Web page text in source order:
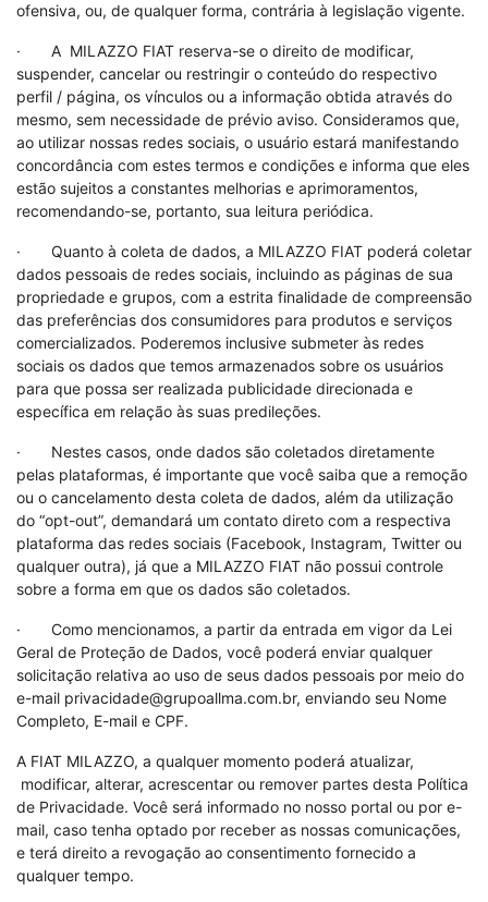
ofensiva, ou, de qualquer forma, contrária à legislação vigente.
· A MILAZZO FIAT reserva-se o direito de modificar,
suspender, cancelar ou restringir o conteúdo do respectivo
perfil / página, os vínculos ou a informação obtida através do
mesmo, sem necessidade de prévio aviso. Consideramos que,
ao utilizar nossas redes sociais, o usuário estará manifestando
concordância com estes termos e condições e informa que eles
estão sujeitos a constantes melhorias e aprimoramentos,
recomendando-se, portanto, sua leitura periódica.
· Quanto à coleta de dados, a MILAZZO FIAT poderá coletar
dados pessoais de redes sociais, incluindo as páginas de sua
propriedade e grupos, com a estrita finalidade de compreensão
das preferências dos consumidores para produtos e serviços
comercializados. Poderemos inclusive submeter às redes
sociais os dados que temos armazenados sobre os usuários
para que possa ser realizada publicidade direcionada e
específica em relação às suas predileções.
· Nestes casos, onde dados são coletados diretamente
pelas plataformas, é importante que você saiba que a remoção
ou o cancelamento desta coleta de dados, além da utilização
do “opt-out”, demandará um contato direto com a respectiva
plataforma das redes sociais (Facebook, Instagram, Twitter ou
qualquer outra), já que a MILAZZO FIAT não possui controle
sobre a forma em que os dados são coletados.
· Como mencionamos, a partir da entrada em vigor da Lei
Geral de Proteção de Dados, você poderá enviar qualquer
solicitação relativa ao uso de seus dados pessoais por meio do
e-mail privacidade@grupoallma.com.br, enviando seu Nome
Completo, E-mail e CPF.
A FIAT MILAZZO, a qualquer momento poderá atualizar,
modificar, alterar, acrescentar ou remover partes desta Política
de Privacidade. Você será informado no nosso portal ou por e-
mail, caso tenha optado por receber as nossas comunicações,
e terá direito a revogação ao consentimento fornecido a
qualquer tempo.